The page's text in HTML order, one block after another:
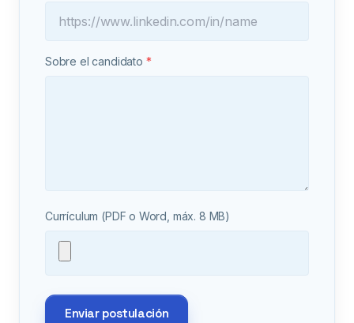
Sobre el candidato *
Currículum (PDF o Word, máx. 8 MB)
Enviar postulación